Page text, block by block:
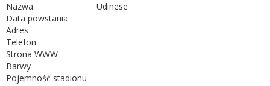
Nazwa
Udinese
Data powstania
Adres
Telefon
Strona WWW
Barwy
Pojemność stadionu